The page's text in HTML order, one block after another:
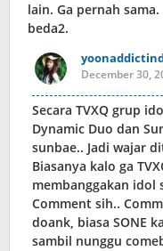
lain. Ga pernah
beda2.
December 30,
Secara TVXQ grup
Dynamic Duo dan
sunbae.. Jadi wajar
Biasanya kalo ga
membanggakan idol
Comment sih..
doank, biasa SONE
sambil nunggu